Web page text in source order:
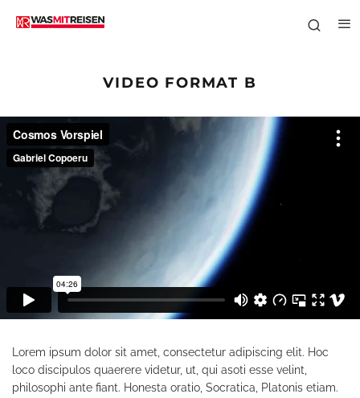
VIDEO FORMAT B
Lorem ipsum dolor sit amet, consectetur adipiscing elit. Hoc
loco discipulos quaerere videtur, ut, qui asoti esse velint,
philosophi ante fiant. Honesta oratio, Socratica, Platonis etiam.